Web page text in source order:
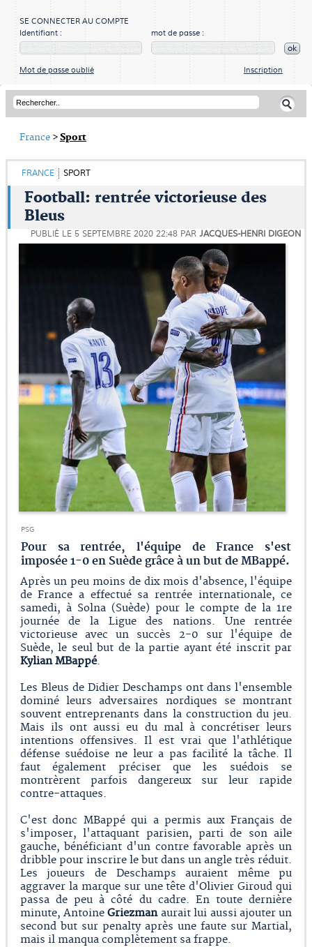
SE CONNECTER AU COMPTE
Identifiant :
mot de passe :
ok
Mot de passe oublié Inscription
France >Sport
FRANCE SPORT
Football: rentrée victorieuse des
Bleus
PUBLIÉ LE 5 SEPTEMBRE 2020 22:48 PAR JACQUES-HENRI DIGEON
PSG
Pour sa rentrée, l'équipe de France s'est
imposée 1-0 en Suède grâce à un but de MBappé.
Après un peu moins de dix mois d'absence, l'équipe
de France a effectué sa rentrée internationale, ce
samedi, à Solna (Suède) pour le compte de la 1re
journée de la Ligue des nations. Une rentrée
victorieuse avec un succès 2-0 sur l'équipe de
Suède, le seul but de la partie ayant été inscrit par
Kylian MBappé.
Les Bleus de Didier Deschamps ont dans l'ensemble
dominé leurs adversaires nordiques se montrant
souvent entreprenants dans la construction du jeu.
Mais ils ont aussi eu du mal à concrétiser leurs
intentions offensives. Il est vrai que l'athlétique
défense suédoise ne leur a pas facilité la tâche. Il
faut également préciser que les suédois se
montrèrent parfois dangereux sur leur rapide
contre-attaques.
C'est donc MBappé qui a permis aux Français de
s'imposer, l'attaquant parisien, parti de son aile
gauche, bénéficiant d'un contre favorable après un
dribble pour inscrire le but dans un angle très réduit.
Les joueurs de Deschamps auraient même pu
aggraver la marque sur une tête d'Olivier Giroud qui
passa de peu à côté du cadre. En toute dernière
minute, AntoineGriezmanaurait lui aussi ajouter un
second but sur penalty après une faute sur Martial,
mais il manqua complètement sa frappe.